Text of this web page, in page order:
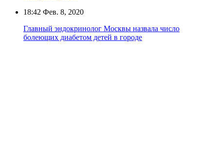
18:42 Фев. 8, 2020
Главный эндокринолог Москвы назвала число
болеющих диабетом детей в городе